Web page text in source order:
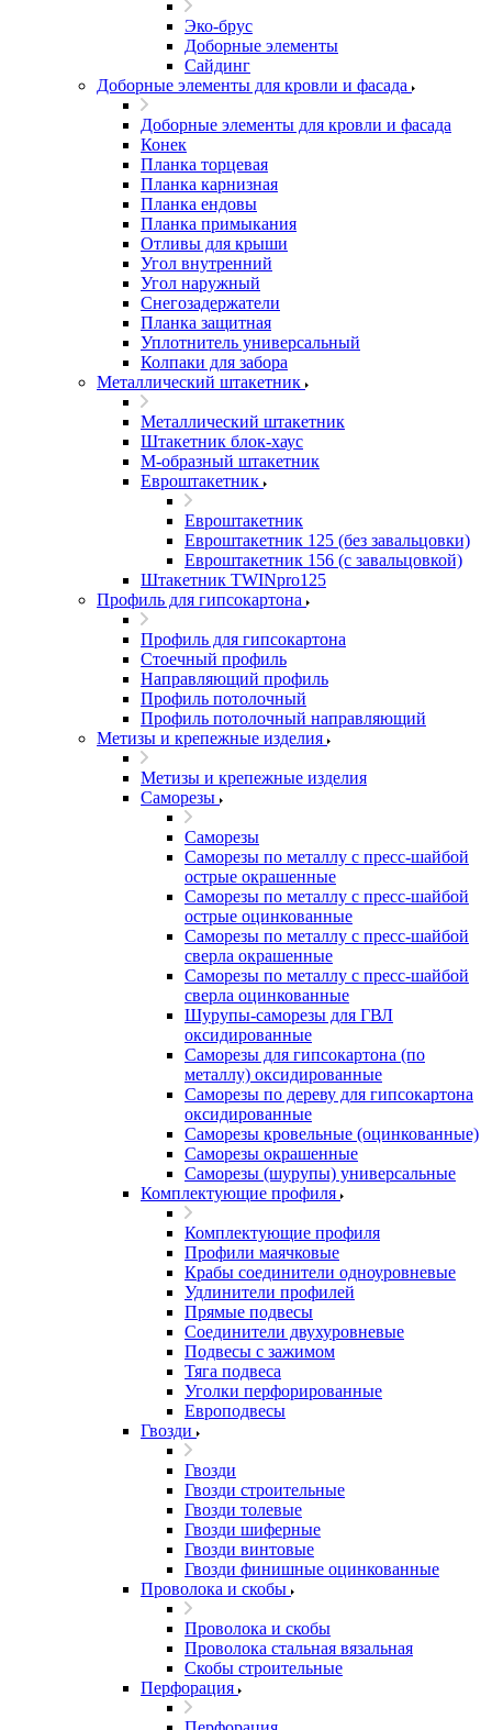
Эко-брус
Доборные элементы
Сайдинг
Доборные элементы для кровли и фасада
Доборные элементы для кровли и фасада
Конек
Планка торцевая
Планка карнизная
Планка ендовы
Планка примыкания
Отливы для крыши
Угол внутренний
Угол наружный
Снегозадержатели
Планка защитная
Уплотнитель универсальный
Колпаки для забора
Металлический штакетник
Металлический штакетник
Штакетник блок-хаус
М-образный штакетник
Евроштакетник
Евроштакетник
Евроштакетник 125 (без завальцовки)
Евроштакетник 156 (с завальцовкой)
Штакетник TWINpro125
Профиль для гипсокартона
Профиль для гипсокартона
Стоечный профиль
Направляющий профиль
Профиль потолочный
Профиль потолочный направляющий
Метизы и крепежные изделия
Метизы и крепежные изделия
Саморезы
Саморезы
Саморезы по металлу с пресс-шайбой
острые окрашенные
Саморезы по металлу с пресс-шайбой
острые оцинкованные
Саморезы по металлу с пресс-шайбой
сверла окрашенные
Саморезы по металлу с пресс-шайбой
сверла оцинкованные
Шурупы-саморезы для ГВЛ
оксидированные
Саморезы для гипсокартона (по
металлу) оксидированные
Саморезы по дереву для гипсокартона
оксидированные
Саморезы кровельные (оцинкованные)
Саморезы окрашенные
Саморезы (шурупы) универсальные
Комплектующие профиля
Комплектующие профиля
Профили маячковые
Крабы соединители одноуровневые
Удлинители профилей
Прямые подвесы
Соединители двухуровневые
Подвесы с зажимом
Тяга подвеса
Уголки перфорированные
Европодвесы
Гвозди
Гвозди
Гвозди строительные
Гвозди толевые
Гвозди шиферные
Гвозди винтовые
Гвозди финишные оцинкованные
Проволока и скобы
Проволока и скобы
Проволока стальная вязальная
Скобы строительные
Перфорация